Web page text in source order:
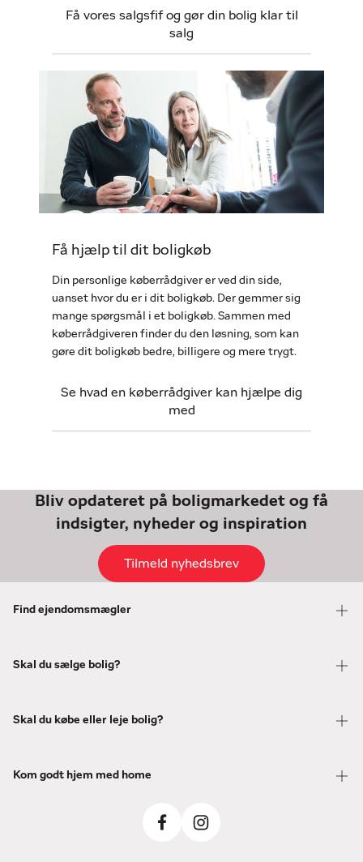
Få vores salgsfif og gør din bolig klar til
salg
Få hjælp til dit boligkøb
Din personlige køberrådgiver er ved din side,
uanset hvor du er i dit boligkøb. Der gemmer sig
mange spørgsmål i et boligkøb. Sammen med
køberrådgiveren finder du den løsning, som kan
gøre dit boligkøb bedre, billigere og mere trygt.
Se hvad en køberrådgiver kan hjælpe dig
med
Bliv opdateret på boligmarkedet og få
indsigter, nyheder og inspiration
Tilmeld nyhedsbrev
Find ejendomsmægler
Skal du sælge bolig?
Skal du købe eller leje bolig?
Kom godt hjem med home